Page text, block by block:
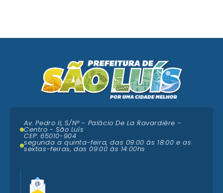
Av. Pedro II, S/N° - Palácio De La Ravardière -
Centro - São Luís
CEP: 65010-904
segunda a quinta-feira, das 09:00 ás 18:00 e as
sextas-feiras, das 09:00 às 14:00hs